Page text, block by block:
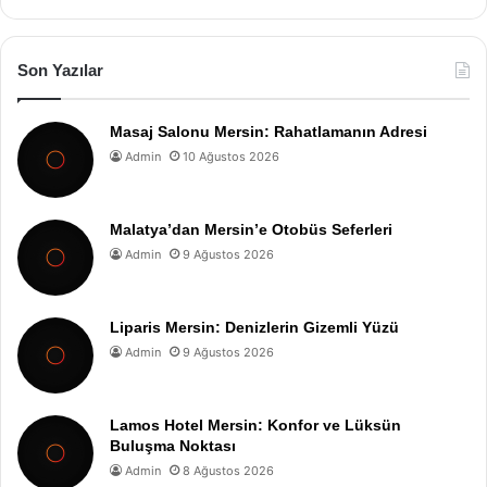
Son Yazılar
Masaj Salonu Mersin: Rahatlamanın Adresi
Admin 10 Ağustos 2026
Malatya’dan Mersin’e Otobüs Seferleri
Admin 9 Ağustos 2026
Liparis Mersin: Denizlerin Gizemli Yüzü
Admin 9 Ağustos 2026
Lamos Hotel Mersin: Konfor ve Lüksün
Buluşma Noktası
Admin 8 Ağustos 2026